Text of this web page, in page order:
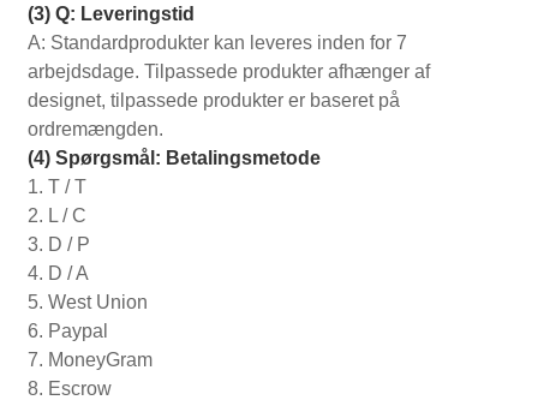
(3) Q: Leveringstid
A: Standardprodukter kan leveres inden for 7
arbejdsdage. Tilpassede produkter afhænger af
designet, tilpassede produkter er baseret på
ordremængden.
(4) Spørgsmål: Betalingsmetode
1. T / T
2. L / C
3. D / P
4. D / A
5. West Union
6. Paypal
7. MoneyGram
8. Escrow